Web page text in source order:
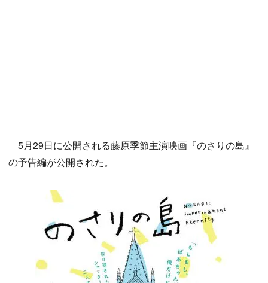
5月29日に公開される藤原季節主演映画『のさりの島』
の予告編が公開された。